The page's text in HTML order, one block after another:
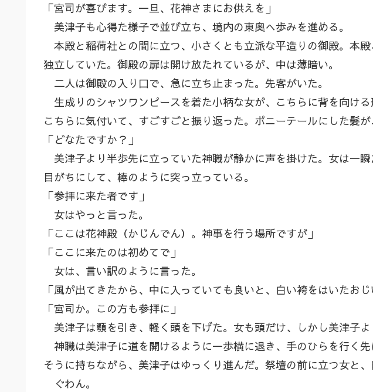
「宮司が喜びます。一旦、花神さまにお供えを」
美津子も心得た様子で並び立ち、境内の東奥へ歩みを進める。
本殿と稲荷社との間に立つ、小さくとも立派な平造りの御殿。本殿
独立していた。御殿の扉は開け放たれているが、中は薄暗い。
二人は御殿の入り口で、急に立ち止まった。先客がいた。
生成りのシャツワンピースを着た小柄な女が、こちらに背を向け
こちらに気付いて、すごすごと振り返った。ポニーテールにした髪が
「どなたですか？」
美津子より半歩先に立っていた神職が静かに声を掛けた。女は一
目がちにして、棒のように突っ立っている。
「参拝に来た者です」
女はやっと言った。
「ここは花神殿（かじんでん）。神事を行う場所ですが」
「ここに来たのは初めてで」
女は、言い訳のように言った。
「風が出てきたから、中に入っていても良いと、白い袴をはいたお
「宮司か。この方も参拝に」
美津子は顎を引き、軽く頭を下げた。女も頭だけ、しかし美津子よ
神職は美津子に道を開けるように一歩横に退き、手のひらを行く
そうに持ちながら、美津子はゆっくり進んだ。祭壇の前に立つ女と、
ぐわん。